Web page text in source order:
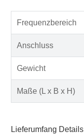
Frequenzbereich
Anschluss
Gewicht
Maße (L x B x H)
Lieferumfang Details